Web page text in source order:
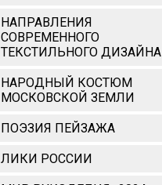
НАПРАВЛЕНИЯ
СОВРЕМЕННОГО
ТЕКСТИЛЬНОГО ДИЗАЙНА
НАРОДНЫЙ КОСТЮМ
МОСКОВСКОЙ ЗЕМЛИ
ПОЭЗИЯ ПЕЙЗАЖА
ЛИКИ РОССИИ